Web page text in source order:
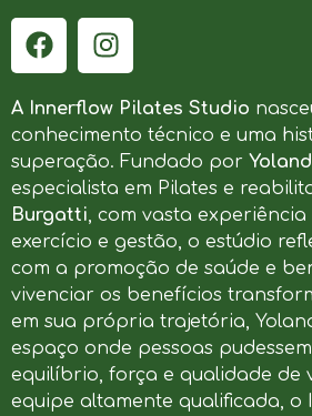
A Innerflow Pilates Studio
conhecimento técnico e uma
superação. Fundado por
especialista em Pilates e
Burgatti, com vasta
exercício e gestão, o estúdio
com a promoção de saúde e
vivenciar os benefícios
em sua própria trajetória,
espaço onde pessoas
equilíbrio, força e qualidade de
equipe altamente qualificada, o